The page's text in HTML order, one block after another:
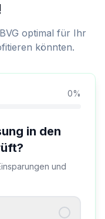
optimal für Ihr
könnten.
0%
in den
und